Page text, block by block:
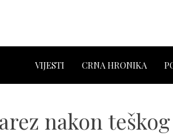
VIJESTI CRNA HRONIKA
nakon